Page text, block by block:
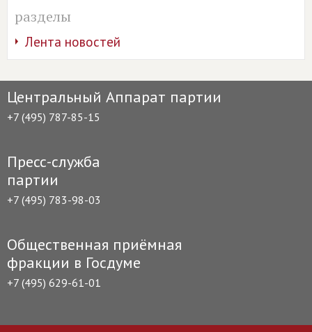
разделы
Лента новостей
Центральный Аппарат партии
+7 (495) 787-85-15
Пресс-служба
партии
+7 (495) 783-98-03
Общественная приёмная
фракции в Госдуме
+7 (495) 629-61-01